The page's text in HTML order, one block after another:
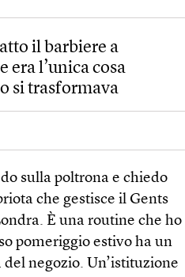
il barbiere a
era l’unica cosa
si trasformava
sulla poltrona e chiedo
che gestisce il Gents
È una routine che ho
pomeriggio estivo ha un
negozio. Un’istituzione